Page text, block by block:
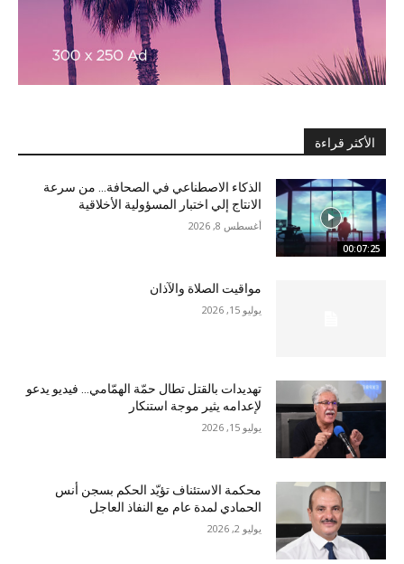
الأكثر قراءة
00:07:25
الذكاء الاصطناعي في الصحافة… من سرعة
الانتاج إلي اختبار المسؤولية الأخلاقية
أغسطس 8, 2026
مواقيت الصلاة والآذان
يوليو 15, 2026
تهديدات بالقتل تطال حمّة الهمّامي… فيديو يدعو
لإعدامه يثير موجة استنكار
يوليو 15, 2026
محكمة الاستئناف تؤيّد الحكم بسجن أنس
الحمادي لمدة عام مع النفاذ العاجل
يوليو 2, 2026